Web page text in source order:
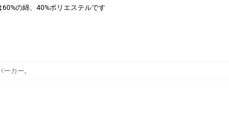
の綿、40%ポリエステルです
ーカー,